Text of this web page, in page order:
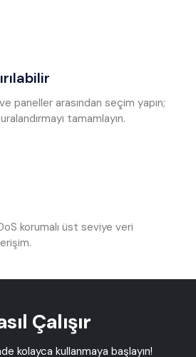
paneller arasından seçim yapın;
tamamlayın.
korumalı üst seviye veri
Çalışır
kolayca kullanmaya başlayın!